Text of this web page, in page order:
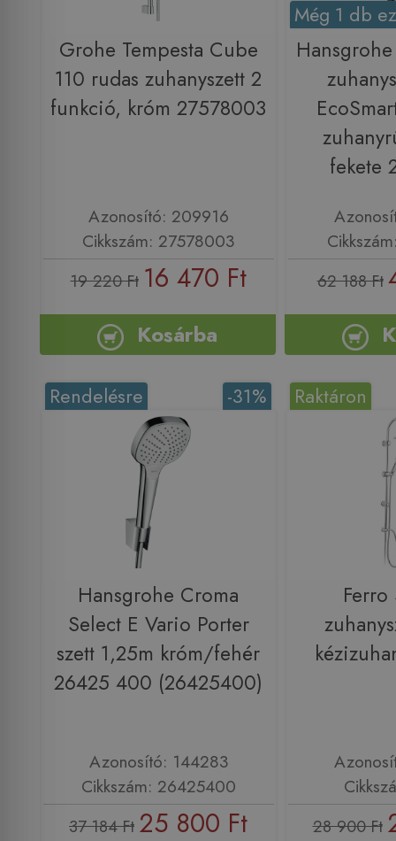
Grohe Tempesta Cube
110 rudas zuhanyszett 2
funkció, króm 27578003
Azonosító: 209916
Cikkszám: 27578003
19 220 Ft 16 470 Ft
Kosárba
Még 1 db
fekete
62 188 Ft
-31%
Rendelésre
Hansgrohe Croma
Select E Vario Porter
szett 1,25m króm/fehér
26425 400 (26425400)
Azonosító: 144283
Cikkszám: 26425400
37 184 Ft 25 800 Ft
Raktáron
28 900 Ft